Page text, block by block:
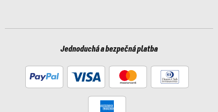
Jednoduchá a bezpečná platba